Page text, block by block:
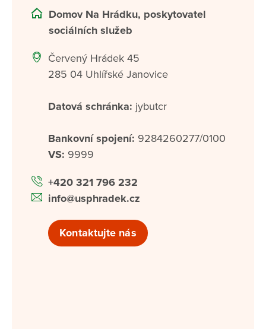
Domov Na Hrádku, poskytovatel
sociálních služeb
Červený Hrádek 45
285 04 Uhlířské Janovice
Datová schránka: jybutcr
Bankovní spojení: 9284260277/0100
VS: 9999
+420 321 796 232
info@usphradek.cz
Kontaktujte nás